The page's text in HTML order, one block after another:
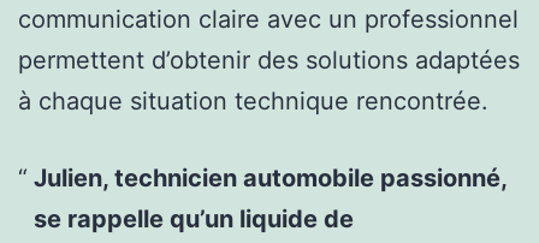
communication claire avec un professionnel
permettent d’obtenir des solutions adaptées
à chaque situation technique rencontrée.
Julien, technicien automobile passionné,
se rappelle qu’un liquide de